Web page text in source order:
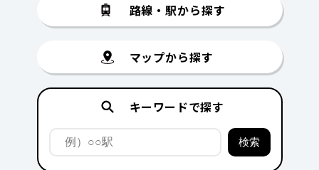
路線・駅から探す
マップから探す
キーワードで探す